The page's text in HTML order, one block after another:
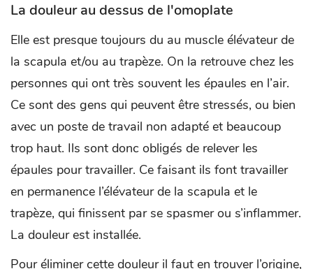
La douleur au dessus de l'omoplate
Elle est presque toujours du au muscle élévateur de
la scapula et/ou au trapèze. On la retrouve chez les
personnes qui ont très souvent les épaules en l’air.
Ce sont des gens qui peuvent être stressés, ou bien
avec un poste de travail non adapté et beaucoup
trop haut. Ils sont donc obligés de relever les
épaules pour travailler. Ce faisant ils font travailler
en permanence l’élévateur de la scapula et le
trapèze, qui finissent par se spasmer ou s’inflammer.
La douleur est installée.
Pour éliminer cette douleur il faut en trouver l’origine,